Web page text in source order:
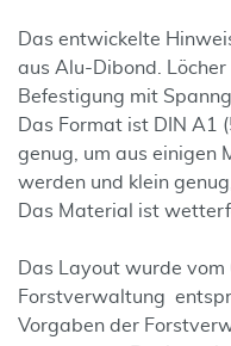
Das entwickelte
aus Alu-Dibond.
Befestigung mit
Das Format ist DIN A1
genug, um aus einigen
werden und klein
Das Material ist
Das Layout wurde
Forstverwaltung
Vorgaben der